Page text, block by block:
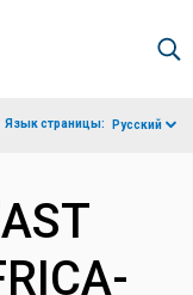
Язык страницы: Русский